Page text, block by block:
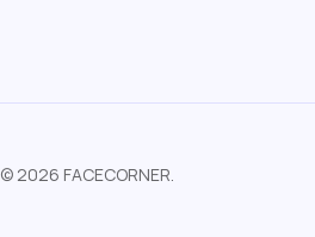
© 2026 FACECORNER.